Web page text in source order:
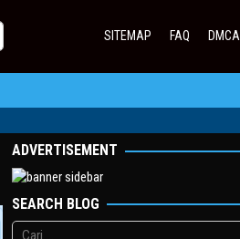
SITEMAP FAQ DMCA
ADVERTISEMENT
SEARCH BLOG
Cari